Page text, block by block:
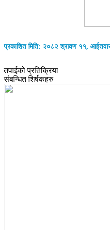
प्रकाशित मिति: २०८२ श्रावण ११,
तपाईको प्रतिक्रिया
संबन्धित शिर्षकहरु